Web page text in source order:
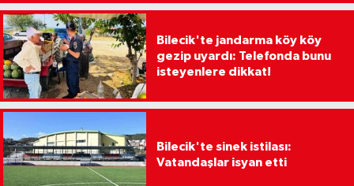
Bilecik'te jandarma köy köy
gezip uyardı: Telefonda bunu
isteyenlere dikkat!
Bilecik'te sinek istilası:
Vatandaşlar isyan etti